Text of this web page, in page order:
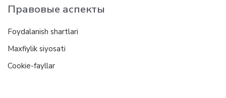
Правовые аспекты
Foydalanish shartlari
Maxfiylik siyosati
Cookie-fayllar